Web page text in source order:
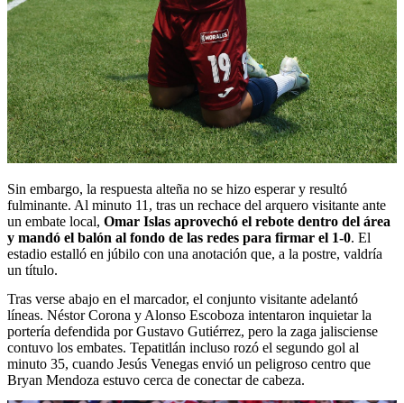
Sin embargo, la respuesta alteña no se hizo esperar y resultó
fulminante. Al minuto 11, tras un rechace del arquero visitante ante
un embate local, Omar Islas aprovechó el rebote dentro del área
y mandó el balón al fondo de las redes para firmar el 1-0. El
estadio estalló en júbilo con una anotación que, a la postre, valdría
un título.
Tras verse abajo en el marcador, el conjunto visitante adelantó
líneas. Néstor Corona y Alonso Escoboza intentaron inquietar la
portería defendida por Gustavo Gutiérrez, pero la zaga jalisciense
contuvo los embates. Tepatitlán incluso rozó el segundo gol al
minuto 35, cuando Jesús Venegas envió un peligroso centro que
Bryan Mendoza estuvo cerca de conectar de cabeza.